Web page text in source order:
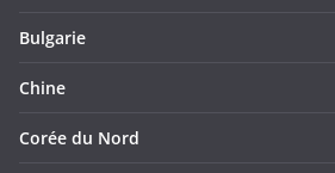
Bulgarie
Chine
Corée du Nord